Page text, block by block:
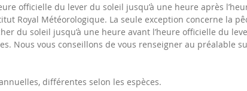
officielle du lever du soleil jusqu’à une heure après
Royal Météorologique. La seule exception concerne la
du soleil jusqu’à une heure avant l’heure officielle du
Nous vous conseillons de vous renseigner au préalable
différentes selon les espèces.